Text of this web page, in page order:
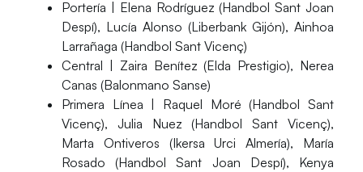
Portería | Elena Rodríguez (Handbol Sant Joan
Despí), Lucía Alonso (Liberbank Gijón), Ainhoa
Larrañaga (Handbol Sant Vicenç)
Central | Zaira Benítez (Elda Prestigio), Nerea
Canas (Balonmano Sanse)
Primera Línea | Raquel Moré (Handbol Sant
Vicenç), Julia Nuez (Handbol Sant Vicenç),
Marta Ontiveros (Ikersa Urci Almería), María
Rosado (Handbol Sant Joan Despí), Kenya